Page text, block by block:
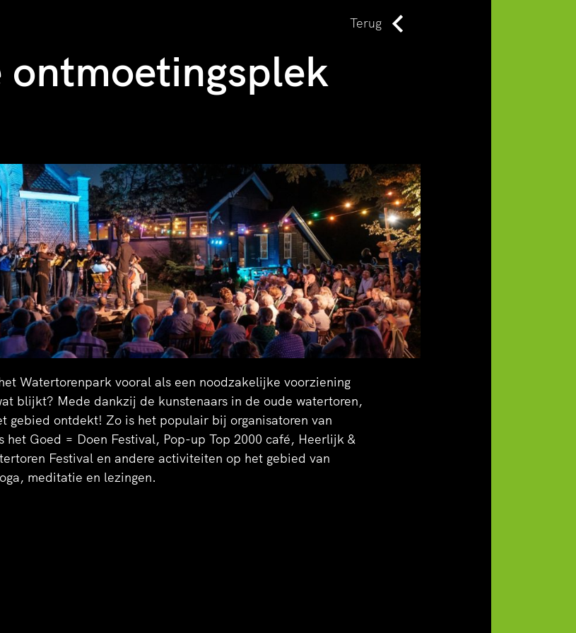
ontmoetingsplek
Terug
Watertorenpark vooral als een noodzakelijke voorziening
blijkt? Mede dankzij de kunstenaars in de oude watertoren,
gebied ontdekt! Zo is het populair bij organisatoren van
het Goed = Doen Festival, Pop-up Top 2000 café, Heerlijk &
Festival en andere activiteiten op het gebied van
meditatie en lezingen.